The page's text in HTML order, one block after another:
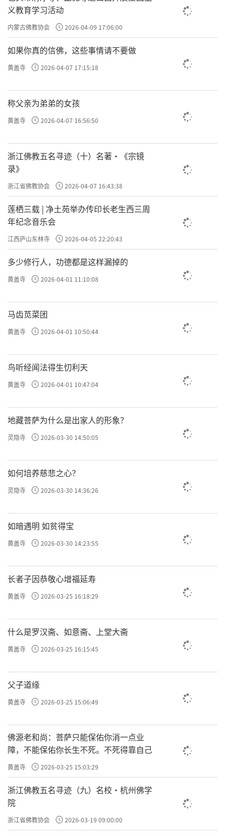
义教育学习活动
内蒙古佛教协会 2026-04-09 17:06:00
如果你真的信佛，这些事情请不要做
黄盖寺 2026-04-07 17:15:18
称父亲为弟弟的女孩
黄盖寺 2026-04-07 16:56:50
浙江佛教五名寻迹（十）名著·《宗镜
录》
浙江省佛教协会 2026-04-07 16:43:38
莲栖三载 | 净土苑举办传印长老生西三周
年纪念音乐会
江西庐山东林寺 2026-04-05 22:20:43
多少修行人，功德都是这样漏掉的
黄盖寺 2026-04-01 11:10:08
马齿苋菜团
黄盖寺 2026-04-01 10:50:44
鸟听经闻法得生忉利天
黄盖寺 2026-04-01 10:47:04
地藏菩萨为什么是出家人的形象？
灵隐寺 2026-03-30 14:50:05
如何培养慈悲之心？
灵隐寺 2026-03-30 14:36:26
如暗遇明 如贫得宝
黄盖寺 2026-03-30 14:23:55
长者子因恭敬心增福延寿
黄盖寺 2026-03-25 16:18:29
什么是罗汉斋、如意斋、上堂大斋
黄盖寺 2026-03-25 16:15:45
父子道缘
黄盖寺 2026-03-25 15:06:49
佛源老和尚：菩萨只能保佑你消一点业
障，不能保佑你长生不死。不死得靠自己
黄盖寺 2026-03-25 15:03:29
浙江佛教五名寻迹（九）名校·杭州佛学
院
浙江省佛教协会 2026-03-19 09:00:00